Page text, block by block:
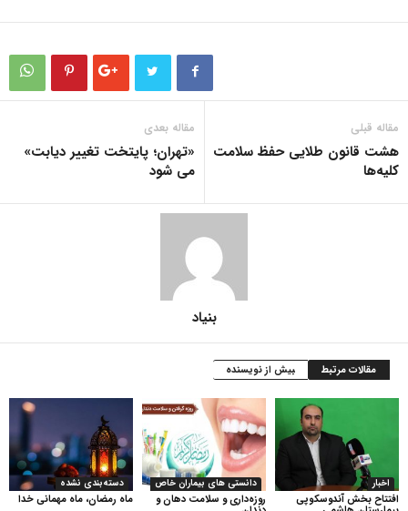
مقاله قبلی
هشت قانون طلایی حفظ سلامت
کلیه‌ها
مقاله بعدی
«تهران؛ پایتخت تغییر دیابت»
می شود
بنیاد
مقالات مرتبط بیش از نویسنده
دسته‌بندی نشده
ماه رمضان، ماه مهمانی خدا
دانستی های بیماران خاص
روزه‌داری و سلامت دهان و
اخبار
افتتاح بخش آندوسکوپی